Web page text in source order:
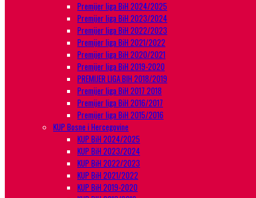
Premijer liga BiH 2024/2025
Premijer liga BiH 2023/2024
Premijer liga BiH 2022/2023
Premijer liga BiH 2021/2022
Premijer liga BiH 2020/2021
Premijer liga BiH 2019-2020
PREMIJER LIGA BIH 2018/2019
Premijer liga BiH 2017 2018
Premijer liga BiH 2016/2017
Premijer liga BiH 2015/2016
KUP Bosne i Hercegovine
KUP BiH 2024/2025
KUP BiH 2023/2024
KUP BiH 2022/2023
KUP BiH 2021/2022
KUP BiH 2019-2020